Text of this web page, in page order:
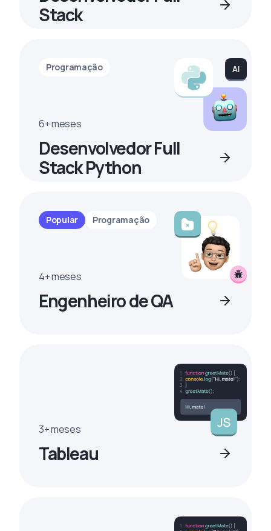
Stack
Programação
6+ meses
Desenvolvedor Full
Stack Python
Popular Programação
4+ meses
Engenheiro de QA
3+ meses
Tableau